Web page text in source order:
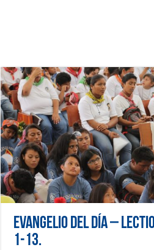
Evangelio del día –
1-13.